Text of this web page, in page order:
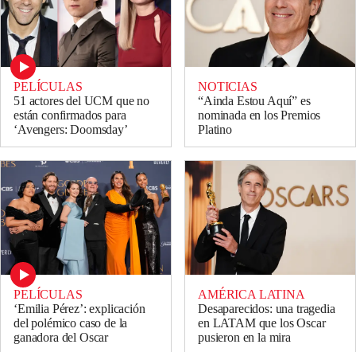
PELÍCULAS
51 actores del UCM que no
están confirmados para
‘Avengers: Doomsday’
NOTICIAS
“Ainda Estou Aquí” es
nominada en los Premios
Platino
PELÍCULAS
‘Emilia Pérez’: explicación
del polémico caso de la
ganadora del Oscar
AMÉRICA LATINA
Desaparecidos: una tragedia
en LATAM que los Oscar
pusieron en la mira